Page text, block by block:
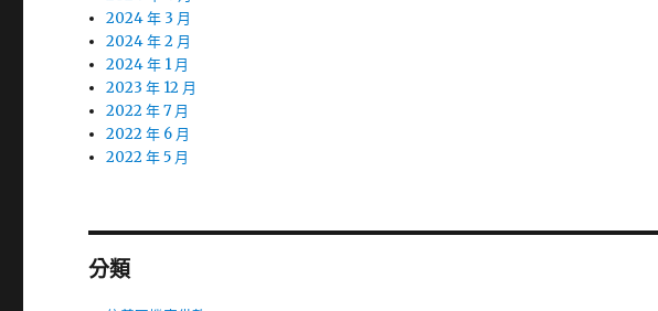
2024 年 3 月
2024 年 2 月
2024 年 1 月
2023 年 12 月
2022 年 7 月
2022 年 6 月
2022 年 5 月
分類